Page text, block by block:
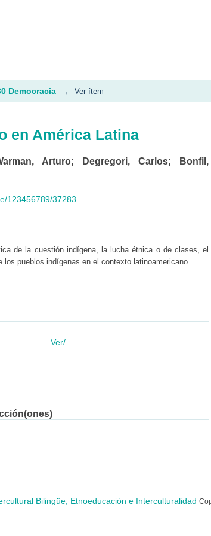
en América Latina
Democracia → Ver ítem
en América Latina
Arturo; Degregori, Carlos;
Bonfil,
123456789/37283
de la cuestión indígena, la lucha étnica o de clases, el
pueblos indígenas en el contexto latinoamericano.
Ver/
Bilingüe, Etnoeducación e Interculturalidad